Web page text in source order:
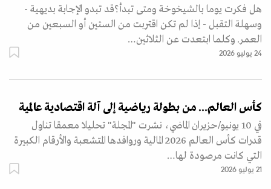
هل فكرت يوما بالشيخوخة ومتى تبدأ؟قد تبدو الإجابة بديهية -
وسهلة التقبل - إذا لم تكن اقتربت من الستين أو السبعين من
العمر. وكلما ابتعدت عن الثلاثين…
24 يوليو 2026
كأس العالم... من بطولة رياضية إلى آلة اقتصادية عالمية
في 10 يونيو/حزيران الماضي، نشرت "المجلة" تحليلا معمقا تناول
قدرات كأس العالم 2026 المالية وروافدها المتشعبة والأرقام الكبيرة
التي كانت مرصودة لها…
21 يوليو 2026